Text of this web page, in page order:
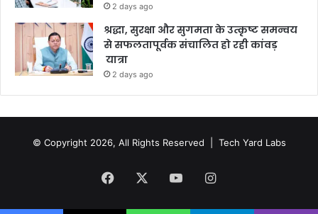
2 days ago
श्रद्धा, सुरक्षा और सुगमता के उत्कृष्ट समन्वय
से सफलतापूर्वक संचालित हो रही कांवड़
यात्रा
2 days ago
© Copyright 2026, All Rights Reserved | Tech Yard Labs
Facebook YouTubeInstagram